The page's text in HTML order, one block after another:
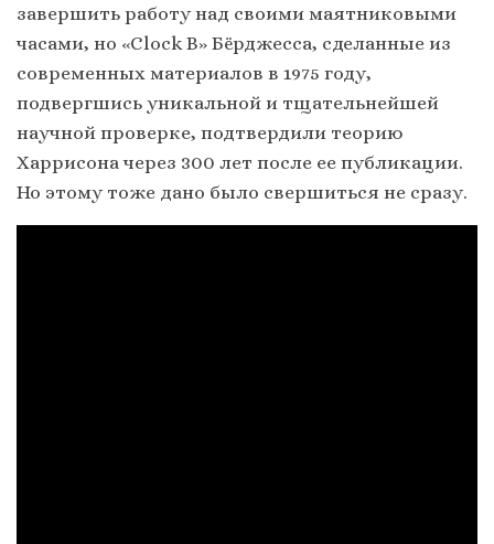
завершить работу над своими маятниковыми
часами, но «Clock B» Бёрджесса, сделанные из
современных материалов в 1975 году,
подвергшись уникальной и тщательнейшей
научной проверке, подтвердили теорию
Харрисона через 300 лет после ее публикации.
Но этому тоже дано было свершиться не сразу.